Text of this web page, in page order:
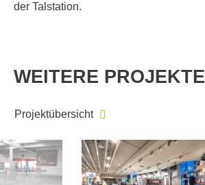
der Talstation.
WEITERE PROJEKTE
Projektübersicht